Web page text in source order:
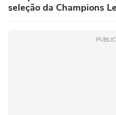
seleção da Champions